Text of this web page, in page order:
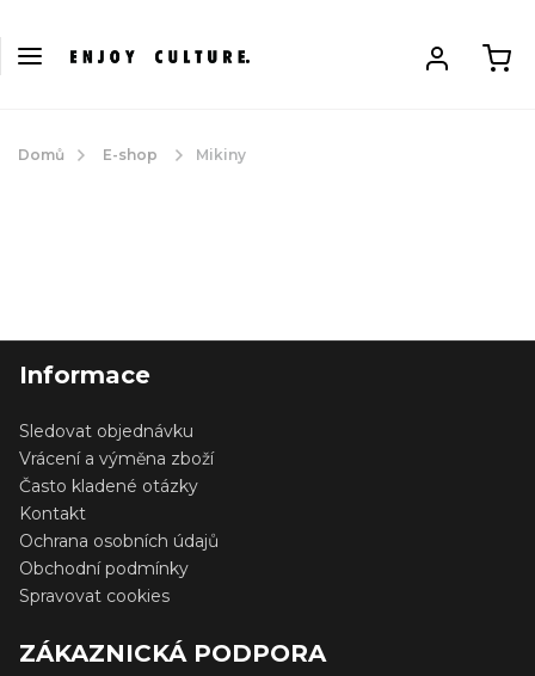
Domů E-shop Mikiny
Informace
Sledovat objednávku
Vrácení a výměna zboží
Často kladené otázky
Kontakt
Ochrana osobních údajů
Obchodní podmínky
Spravovat cookies
ZÁKAZNICKÁ PODPORA